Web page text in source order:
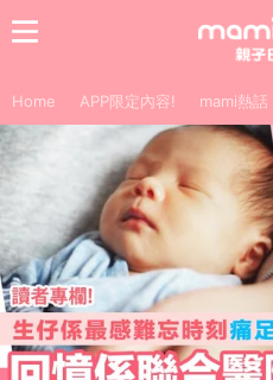
Home APP限定內容! mami熱話